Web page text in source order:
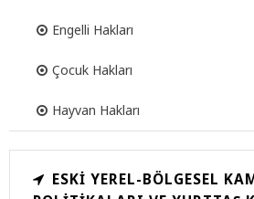
Engelli Hakları
Çocuk Hakları
Hayvan Hakları
ESKI YEREL-BÖLGESEL